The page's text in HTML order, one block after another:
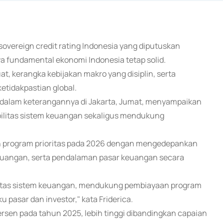
credit rating Indonesia yang diputuskan
fundamental ekonomi Indonesia tetap solid.
kerangka kebijakan makro yang disiplin, serta
global.
keterangannya di Jakarta, Jumat, menyampaikan
sistem keuangan sekaligus mendukung
prioritas pada 2026 dengan mengedepankan
serta pendalaman pasar keuangan secara
sistem keuangan, mendukung pembiayaan program
pasar dan investor," kata Friderica.
pada tahun 2025, lebih tinggi dibandingkan capaian